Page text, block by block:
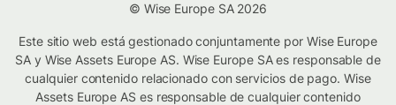
© Wise Europe SA 2026
Este sitio web está gestionado conjuntamente por Wise Europe
SA y Wise Assets Europe AS. Wise Europe SA es responsable de
cualquier contenido relacionado con servicios de pago. Wise
Assets Europe AS es responsable de cualquier contenido